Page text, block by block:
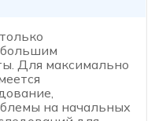
Для максимально
на начальных